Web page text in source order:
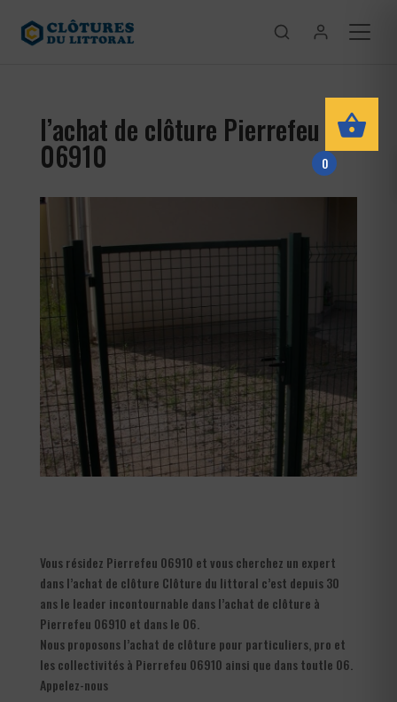
l’achat de clôture Pierrefeu
06910
Vous résidez Pierrefeu 06910 et vous cherchez un expert
dans l’achat de clôture Clôture du littoral c’est depuis 30
ans le leader incontournable dans l’achat de clôture à
Pierrefeu 06910 et dans le 06.
Nous proposons l’achat de clôture pour particuliers, pro et
les collectivités à Pierrefeu 06910 ainsi que dans toutle 06.
Appelez-nous
0